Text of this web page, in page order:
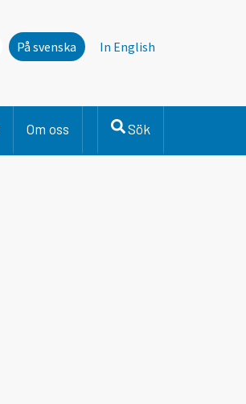
På svenska In English
Om oss Sök